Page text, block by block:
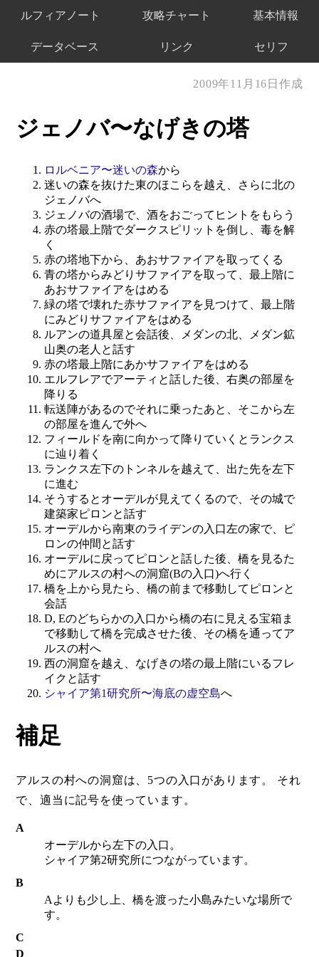
ルフィアノート 攻略チャート 基本情報
データベース リンク セリフ
2009年11月16日作成
ジェノバ〜なげきの塔
ロルベニア〜迷いの森から
迷いの森を抜けた東のほこらを越え、さらに北の
ジェノバへ
ジェノバの酒場で、酒をおごってヒントをもらう
赤の塔最上階でダークスピリットを倒し、毒を解
く
赤の塔地下から、あおサファイアを取ってくる
青の塔からみどりサファイアを取って、最上階に
あおサファイアをはめる
緑の塔で壊れた赤サファイアを見つけて、最上階
にみどりサファイアをはめる
ルアンの道具屋と会話後、メダンの北、メダン鉱
山奥の老人と話す
赤の塔最上階にあかサファイアをはめる
エルフレアでアーティと話した後、右奥の部屋を
降りる
転送陣があるのでそれに乗ったあと、そこから左
の部屋を進んで外へ
フィールドを南に向かって降りていくとランクス
に辿り着く
ランクス左下のトンネルを越えて、出た先を左下
に進む
そうするとオーデルが見えてくるので、その城で
建築家ピロンと話す
オーデルから南東のライデンの入口左の家で、ピ
ロンの仲間と話す
オーデルに戻ってピロンと話した後、橋を見るた
めにアルスの村への洞窟(Bの入口)へ行く
橋を上から見たら、橋の前まで移動してピロンと
会話
D, Eのどちらかの入口から橋の右に見える宝箱ま
で移動して橋を完成させた後、その橋を通ってア
ルスの村へ
西の洞窟を越え、なげきの塔の最上階にいるフレ
イクと話す
シャイア第1研究所〜海底の虚空島へ
補足
アルスの村への洞窟は、5つの入口があります。 それ
で、適当に記号を使っています。
A
オーデルから左下の入口。
シャイア第2研究所につながっています。
B
Aよりも少し上、橋を渡った小島みたいな場所で
す。
C
D